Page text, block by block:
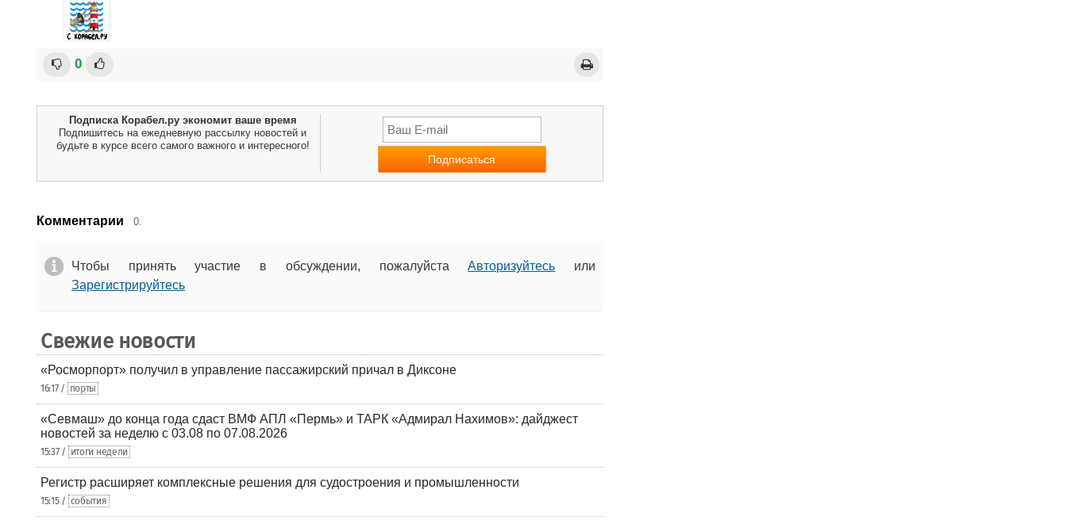
0
Подписка Корабел.ру экономит ваше время
Подпишитесь на ежедневную рассылку новостей и
будьте в курсе всего самого важного и интересного!
Комментарии 0.
Чтобы принять участие в обсуждении, пожалуйстаАвторизуйтесь или
Зарегистрируйтесь
Свежие новости
«Росморпорт» получил в управление пассажирский причал в Диксоне
16:17 / порты
«Севмаш» до конца года сдаст ВМФ АПЛ «Пермь» и ТАРК «Адмирал Нахимов»: дайджест
новостей за неделю с 03.08 по 07.08.2026
15:37 / итоги недели
Регистр расширяет комплексные решения для судостроения и промышленности
15:15 / события